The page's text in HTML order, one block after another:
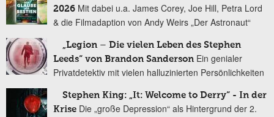
2026 Mit dabei u.a. James Corey, Joe Hill, Petra Lord
& die Filmadaption von Andy Weirs „Der Astronaut“
„Legion – Die vielen Leben des Stephen
Leeds“ von Brandon Sanderson Ein genialer
Privatdetektiv mit vielen halluzinierten Persönlichkeiten
Stephen King: „It: Welcome to Derry“ - In der
Krise Die „große Depression“ als Hintergrund der 2.